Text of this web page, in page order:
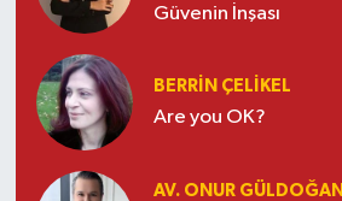
Güvenin İnşası
BERRIN ÇELIKEL
Are you OK?
AV. ONUR GÜLDOĞAN